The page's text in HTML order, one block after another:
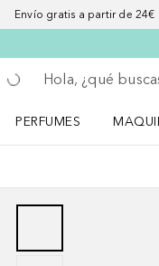
Envío gratis a partir de
Regresar
Ejecutar búsqueda
PERFUMES